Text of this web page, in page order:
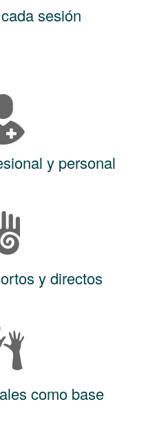
sesión
y personal
y directos
como base